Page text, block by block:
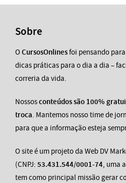
Sobre
OCursosOnlinesfoi pensando
dicas práticas para o dia a dia –
correria da vida.
Nossosconteúdos são 100%
troca. Mantemos nosso time de
para que a informação esteja
O site é um projeto da Web DV
(CNPJ: 53.431.544/0001-74, uma
tem como principal missão gerar